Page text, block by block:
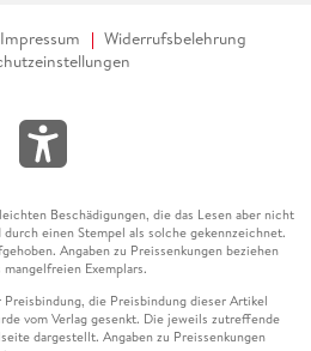
Impressum
Widerrufsbelehrung
Beschädigungen, die das Lesen aber nicht
einen Stempel als solche gekennzeichnet.
Angaben zu Preissenkungen beziehen
Exemplars.
die Preisbindung dieser Artikel
vom Verlag gesenkt. Die jeweils zutreffende
dargestellt. Angaben zu Preissenkungen